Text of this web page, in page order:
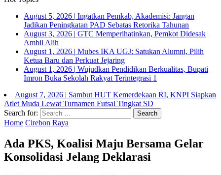
August 5, 2026 | Ingatkan Pemkab, Akademisi: Jangan
Jadikan Peningkatan PAD Sebatas Retorika Tahunan
August 3, 2026 | GTC Memperihatinkan, Pemkot Didesak
Ambil Alih
August 1, 2026 | Mubes IKA UGJ: Satukan Alumni, Pilih
Ketua Baru dan Perkuat Jejaring
August 1, 2026 | Wujudkan Pendidikan Berkualitas, Bupati
Imron Buka Sekolah Rakyat Terintegrasi 1
August 7, 2026 | Sambut HUT Kemerdekaan RI, KNPI Siapkan
Atlet Muda Lewat Turnamen Futsal Tingkat SD
Search for:
Home Cirebon Raya
Ada PKS, Koalisi Maju Bersama Gelar
Konsolidasi Jelang Deklarasi